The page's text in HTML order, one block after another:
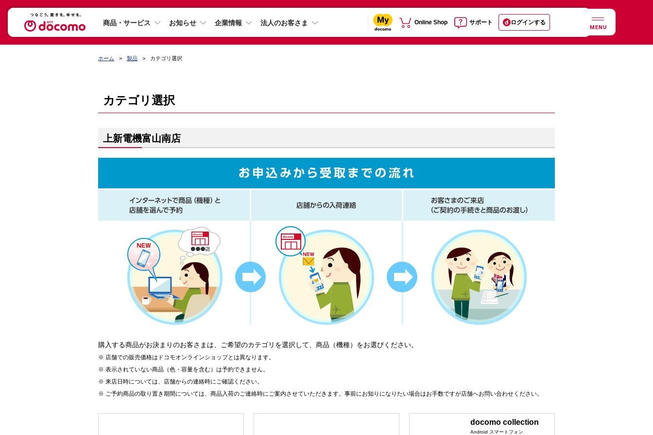
商品・サービス お知らせ 企業情報 法人のお客さま Online Shop サポート ログインする
MENU
ホーム 製品 カテゴリ選択
カテゴリ選択
上新電機富山南店
購入する商品がお決まりのお客さまは、ご希望のカテゴリを選択して、商品（機種）をお選びください。
店舗での販売価格はドコモオンラインショップとは異なります。
表示されていない商品（色・容量を含む）は予約できません。
来店日時については、店舗からの連絡時にご確認ください。
ご予約商品の取り置き期間については、商品入荷のご連絡時にご案内させていただきます。事前にお知りになりたい場合はお手数ですが店舗へお問い合わせください。
docomo collection
Android スマートフォン